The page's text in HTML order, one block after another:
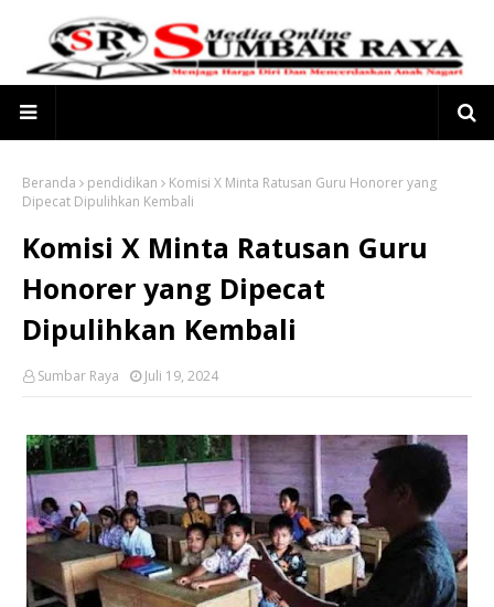
Beranda pendidikan
Komisi X Minta Ratusan Guru Honorer yang
Dipecat Dipulihkan Kembali
Komisi X Minta Ratusan Guru
Honorer yang Dipecat
Dipulihkan Kembali
Sumbar Raya Juli 19, 2024